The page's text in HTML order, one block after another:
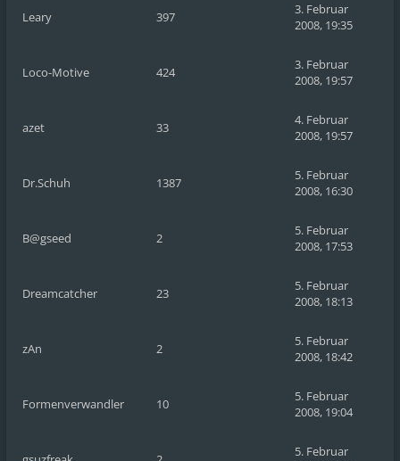
Leary 397
3. Februar
2008, 19:35
Loco-Motive 424
3. Februar
2008, 19:57
azet 33
4. Februar
2008, 19:57
Dr.Schuh 1387
5. Februar
2008, 16:30
B@gseed 2
5. Februar
2008, 17:53
Dreamcatcher 23
5. Februar
2008, 18:13
zAn 2
5. Februar
2008, 18:42
Formenverwandler 10
5. Februar
2008, 19:04
5. Februar